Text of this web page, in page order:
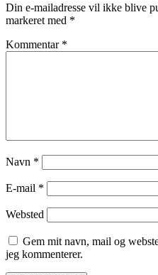
Din e-mailadresse vil ikke blive
markeret med *
Kommentar *
Navn *
E-mail *
Websted
Gem mit navn, mail og
jeg kommenterer.